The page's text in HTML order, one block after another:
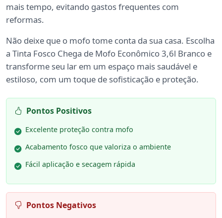
mais tempo, evitando gastos frequentes com
reformas.
Não deixe que o mofo tome conta da sua casa. Escolha
a Tinta Fosco Chega de Mofo Econômico 3,6l Branco e
transforme seu lar em um espaço mais saudável e
estiloso, com um toque de sofisticação e proteção.
Pontos Positivos
Excelente proteção contra mofo
Acabamento fosco que valoriza o ambiente
Fácil aplicação e secagem rápida
Pontos Negativos